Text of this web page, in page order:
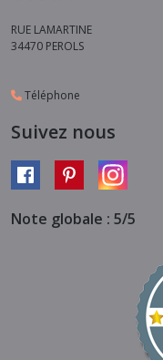
RUE LAMARTINE
34470 PEROLS
Téléphone
Suivez nous
Note globale : 5/5